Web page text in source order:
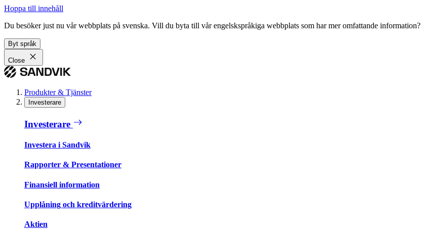
Hoppa till innehåll
Du besöker just nu vår webbplats på svenska. Vill du byta till vår engelskspråkiga webbplats som har mer omfattande information?
Byt språk
Close
Produkter & Tjänster
Investerare
Investerare
Investera i Sandvik
Rapporter & Presentationer
Finansiell information
Upplåning och kreditvärdering
Aktien